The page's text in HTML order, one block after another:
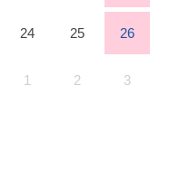
24 25 26
1 2 3